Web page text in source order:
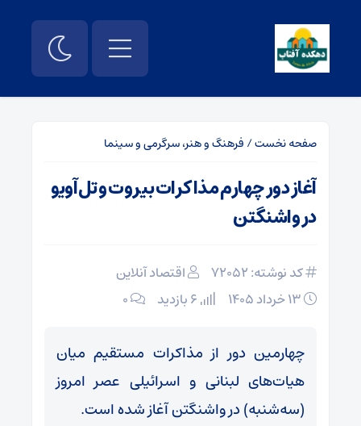
صفحه نخست/ فرهنگ و هنر، سرگرمی و سینما
آغاز دور چهارم مذاکرات بیروت و تل‌آویو
در واشنگتن
کد نوشته: 72052
اقتصاد آنلاین
۰
چهارمین دور از مذاکرات مستقیم میان
هیات‌های لبنانی و اسرائیلی عصر امروز
(سه‌شنبه) در واشنگتن آغاز شده است.